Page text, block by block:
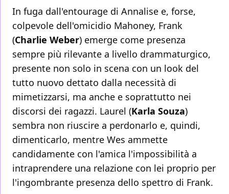
In fuga dall'entourage di Annalise e, forse,
colpevole dell'omicidio Mahoney, Frank
(Charlie Weber) emerge come presenza
sempre più rilevante a livello drammaturgico,
presente non solo in scena con un look del
tutto nuovo dettato dalla necessità di
mimetizzarsi, ma anche e soprattutto nei
discorsi dei ragazzi. Laurel (Karla Souza)
sembra non riuscire a perdonarlo e, quindi,
dimenticarlo, mentre Wes ammette
candidamente con l'amica l'impossibilità a
intraprendere una relazione con lei proprio per
l'ingombrante presenza dello spettro di Frank.